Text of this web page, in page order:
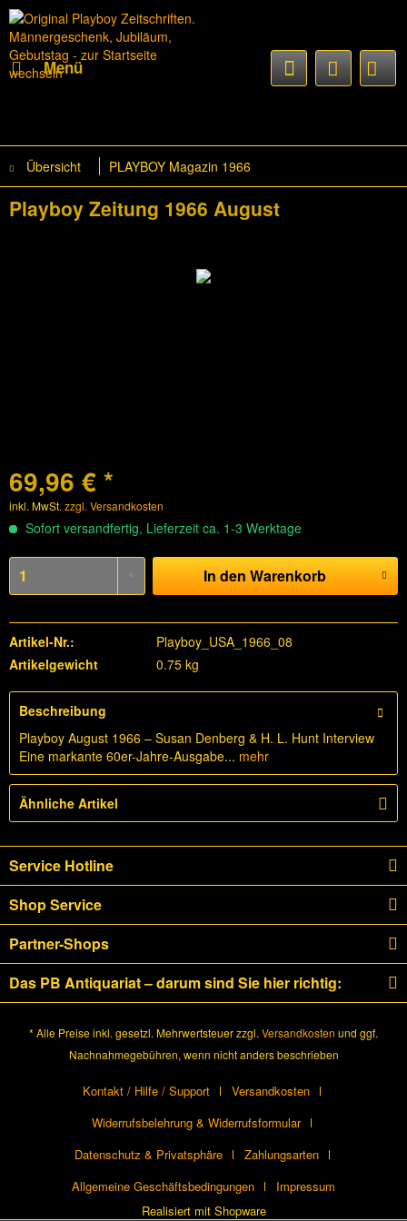
Menü
Übersicht PLAYBOY Magazin 1966
Playboy Zeitung 1966 August
69,96 € *
inkl. MwSt. zzgl. Versandkosten
Sofort versandfertig, Lieferzeit ca. 1-3 Werktage
In den Warenkorb
Artikel-Nr.:
Playboy_USA_1966_08
Artikelgewicht
0.75 kg
Beschreibung
Playboy August 1966 – Susan Denberg & H. L. Hunt Interview
Eine markante 60er-Jahre-Ausgabe... mehr
Ähnliche Artikel
Service Hotline
Shop Service
Partner-Shops
Das PB Antiquariat – darum sind Sie hier richtig:
* Alle Preise inkl. gesetzl. Mehrwertsteuer zzgl. Versandkosten und ggf.
Nachnahmegebühren, wenn nicht anders beschrieben
Kontakt / Hilfe / Support
Versandkosten
Widerrufsbelehrung & Widerrufsformular
Datenschutz & Privatsphäre
Zahlungsarten
Allgemeine Geschäftsbedingungen
Impressum
Realisiert mit Shopware